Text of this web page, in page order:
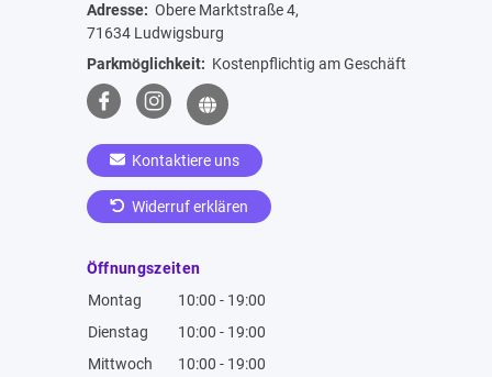
Adresse: Obere Marktstraße 4,
71634 Ludwigsburg
Parkmöglichkeit: Kostenpflichtig am Geschäft
Kontaktiere uns
Widerruf erklären
Öffnungszeiten
Montag
10:00 - 19:00
Dienstag
10:00 - 19:00
Mittwoch
10:00 - 19:00